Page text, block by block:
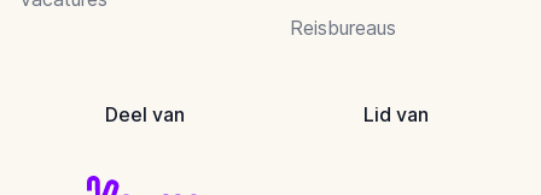
Reisbureaus
Deel van Lid van